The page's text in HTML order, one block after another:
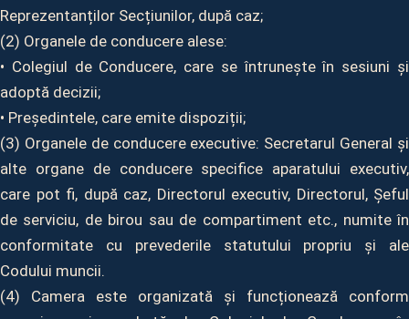
Reprezentanților Secțiunilor, după caz;
(2) Organele de conducere alese:
• Colegiul de Conducere, care se întrunește în sesiuni și
adoptă decizii;
• Președintele, care emite dispoziții;
(3) Organele de conducere executive: Secretarul General și
alte organe de conducere specifice aparatului executiv,
care pot fi, după caz, Directorul executiv, Directorul, Șeful
de serviciu, de birou sau de compartiment etc., numite în
conformitate cu prevederile statutului propriu și ale
Codului muncii.
(4) Camera este organizată și funcționează conform